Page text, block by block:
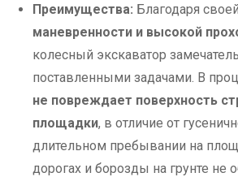
Преимущества: Благодаря своей
маневренности и высокой
колесный экскаватор
поставленными задачами. В
не повреждает поверхность
площадки, в отличие от
длительном пребывании на
дорогах и борозды на грунте не